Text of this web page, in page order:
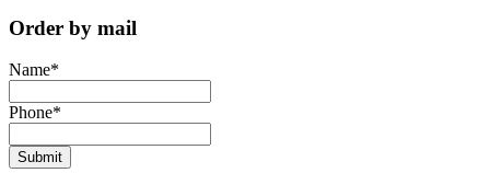
Order by mail
Name*
Phone*
Submit